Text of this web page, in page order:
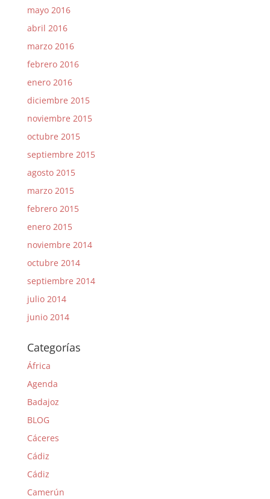
mayo 2016
abril 2016
marzo 2016
febrero 2016
enero 2016
diciembre 2015
noviembre 2015
octubre 2015
septiembre 2015
agosto 2015
marzo 2015
febrero 2015
enero 2015
noviembre 2014
octubre 2014
septiembre 2014
julio 2014
junio 2014
Categorías
África
Agenda
Badajoz
BLOG
Cáceres
Cádiz
Cádiz
Camerún